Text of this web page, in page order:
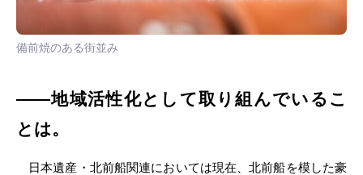
備前焼のある街並み
――地域活性化として取り組んでいるこ
とは。
日本遺産・北前船関連においては現在、北前船を模した豪